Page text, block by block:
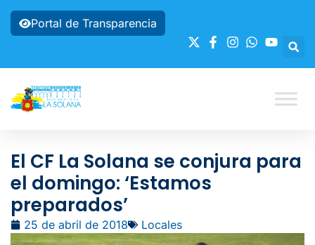
Portal de Transparencia
El CF La Solana se conjura para
el domingo: ‘Estamos
preparados’
25 de abril de 2018 Locales